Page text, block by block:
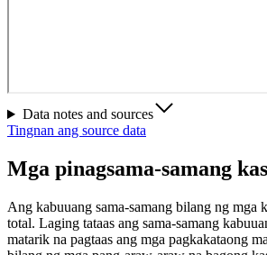
Data notes and sources
Tingnan ang source data
Mga pinagsama-samang
Ang kabuuang sama-samang bilang ng mga
total. Laging tataas ang sama-samang
matarik na pagtaas ang mga pagkakataong